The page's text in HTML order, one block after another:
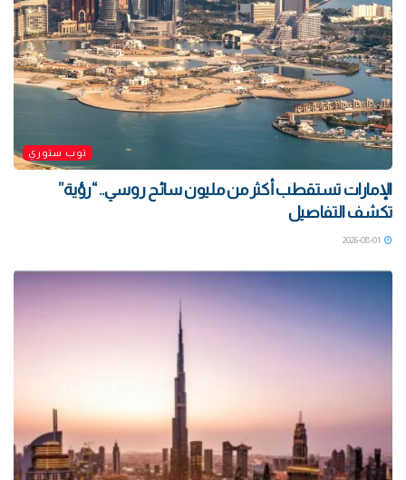
توب ستوري
الإمارات تستقطب أكثر من مليون سائح روسي.. “رؤية”
تكشف التفاصيل